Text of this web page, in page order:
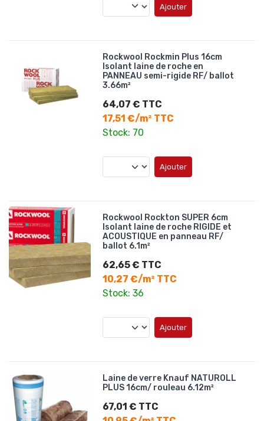
Ajouter
Rockwool Rockmin Plus 16cm
Isolant laine de roche en
PANNEAU semi-rigide RF/ ballot
3.66m²
64,07 € TTC
17,51 €/m² TTC
Stock: 70
Ajouter
Rockwool Rockton SUPER 6cm
Isolant laine de roche RIGIDE et
ACOUSTIQUE en panneau RF/
ballot 6.1m²
62,65 € TTC
10,27 €/m² TTC
Stock: 36
Ajouter
Laine de verre Knauf NATUROLL
PLUS 16cm/ rouleau 6.12m²
67,01 € TTC